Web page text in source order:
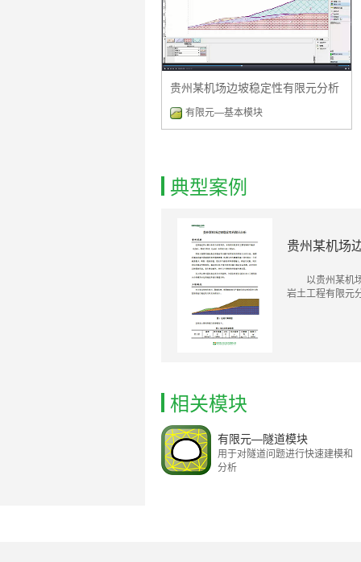
贵州某机场边坡稳定性有限元分析
有限元—基本模块
典型案例
贵州某机场
以贵州某机
岩土工程有限元
相关模块
有限元—隧道模块
用于对隧道问题进行快速建模和
分析